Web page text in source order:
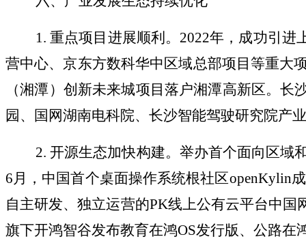
1. 重点项目进展顺利。2022年，成功引进
营中心、京东方数科华中区域总部项目等重大
（湘潭）创新未来城项目落户湘潭高新区。
园、国网湖南电科院、长沙智能驾驶研究院产
2. 开源生态加快构建。举办首个面向区域和
6月，中国首个桌面操作系统根社区openKylin
自主研发、独立运营的PK线上公有云平台中
旗下开鸿智谷发布教育在鸿OS发行版、公路在